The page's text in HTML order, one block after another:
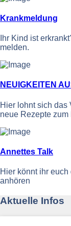
Krankmeldung
Ihr Kind ist
melden.
NEUIGKEITEN
Hier lohnt sich das
neue Rezepte
Annettes Talk
Hier könnt ihr
anhören
Aktuelle Infos